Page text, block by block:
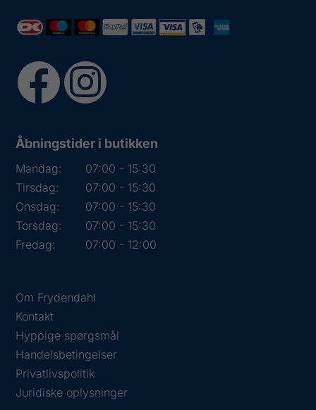
Åbningstider i butikken
Mandag:
07:00 - 15:30
Tirsdag:
07:00 - 15:30
Onsdag:
07:00 - 15:30
Torsdag:
07:00 - 15:30
Fredag:
07:00 - 12:00
Om Frydendahl
Kontakt
Hyppige spørgsmål
Handelsbetingelser
Privatlivspolitik
Juridiske oplysninger